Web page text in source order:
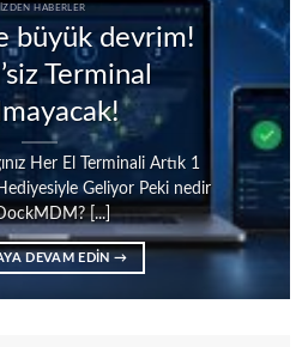
HABERLER
büyük devrim!
Terminal
Her El Terminali Artık 1
Geliyor Peki nedir
[...]
DEVAM EDIN →